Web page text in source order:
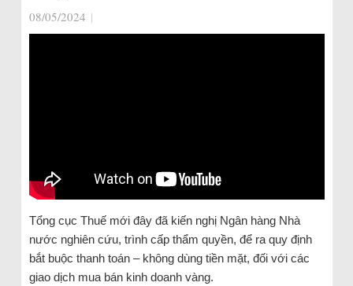
08/05/2024 |
Tổng cục Thuế mới đây đã kiến nghị Ngân hàng Nhà
nước nghiên cứu, trình cấp thẩm quyền, để ra quy định
bắt buộc thanh toán – không dùng tiền mặt, đối với các
giao dịch mua bán kinh doanh vàng.